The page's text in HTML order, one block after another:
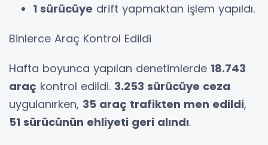
1 sürücüye drift yapmaktan işlem yapıldı.
Binlerce Araç Kontrol Edildi
Hafta boyunca yapılan denetimlerde 18.743
araç kontrol edildi. 3.253 sürücüye ceza
uygulanırken, 35 araç trafikten men edildi,
51 sürücünün ehliyeti geri alındı.